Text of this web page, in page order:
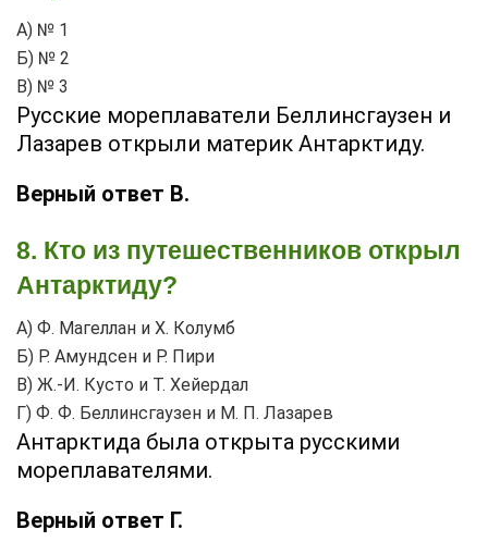
А) № 1
Б) № 2
В) № 3
Русские мореплаватели Беллинсгаузен и
Лазарев открыли материк Антарктиду.
Верный ответ В.
8. Кто из путешественников открыл
Антарктиду?
А) Ф. Магеллан и X. Колумб
Б) Р. Амундсен и Р. Пири
В) Ж.-И. Кусто и Т. Хейердал
Г) Ф. Ф. Беллинсгаузен и М. П. Лазарев
Антарктида была открыта русскими
мореплавателями.
Верный ответ Г.